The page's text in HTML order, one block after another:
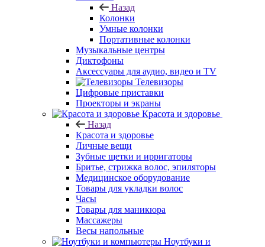
Назад
Колонки
Умные колонки
Портативные колонки
Музыкальные центры
Диктофоны
Аксессуары для аудио, видео и TV
Телевизоры
Цифровые приставки
Проекторы и экраны
Красота и здоровье
Назад
Красота и здоровье
Личные вещи
Зубные щетки и ирригаторы
Бритье, стрижка волос, эпиляторы
Медицинское оборудование
Товары для укладки волос
Часы
Товары для маникюра
Массажеры
Весы напольные
Ноутбуки и